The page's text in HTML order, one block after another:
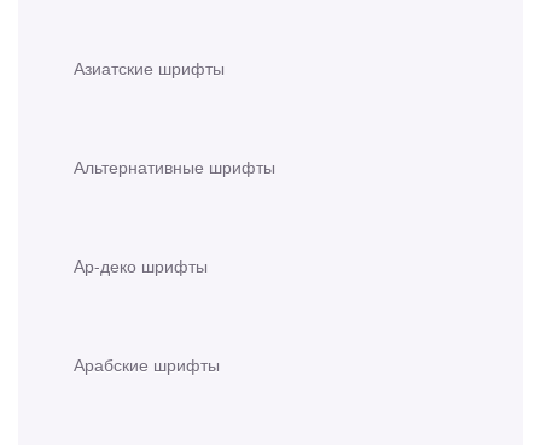
Азиатские шрифты
Альтернативные шрифты
Ар-деко шрифты
Арабские шрифты